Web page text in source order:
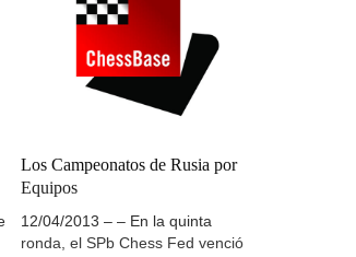
Crónica tras 6 rondas...
Los Campeonatos de Rusia por
Equipos
12/04/2013 – – En la quinta
ronda, el SPb Chess Fed venció